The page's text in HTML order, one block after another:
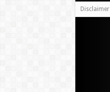
Disclaimer